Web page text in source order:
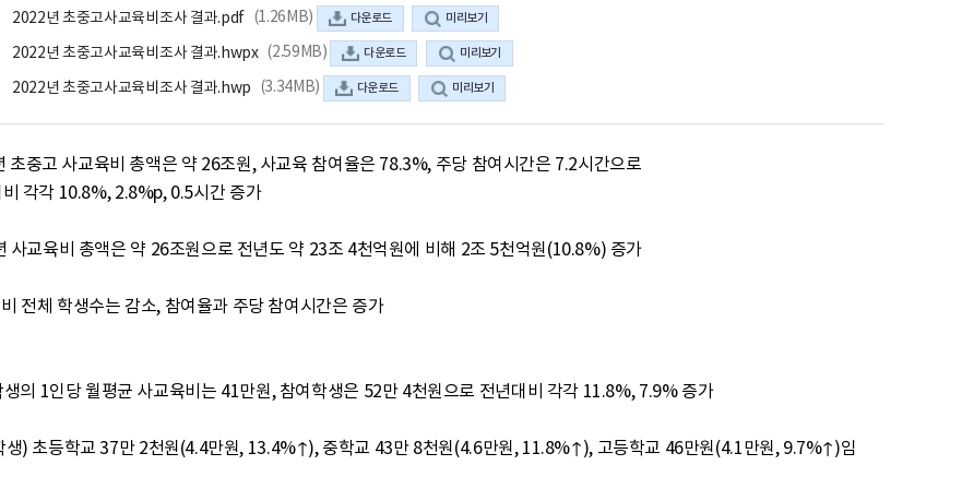
2022년 초중고사교육비조사 결과.pdf (1.26MB) 다운로드 미리보기
2022년 초중고사교육비조사 결과.hwpx (2.59MB) 다운로드 미리보기
2022년 초중고사교육비조사 결과.hwp (3.34MB) 다운로드 미리보기
초중고 사교육비 총액은 약 26조원, 사교육 참여율은 78.3%, 주당 참여시간은 7.2시간으로
생의 1인당 월평균 사교육비는 41만원, 참여학생은 52만 4천원으로 전년대비 각각 11.8%, 7.9% 증가